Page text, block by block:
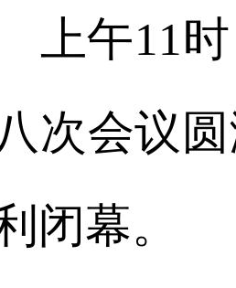
午11时
次会议
闭幕。